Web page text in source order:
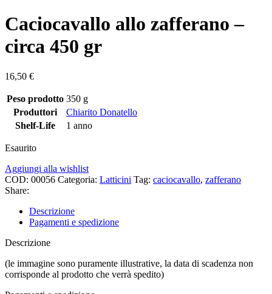
Caciocavallo allo zafferano –
circa 450 gr
16,50 €
Peso prodotto 350 g
Produttori
Chiarito Donatello
Shelf-Life
1 anno
Esaurito
Aggiungi alla wishlist
COD: 00056 Categoria: Latticini Tag: caciocavallo, zafferano
Share:
Descrizione
Pagamenti e spedizione
Descrizione
(le immagine sono puramente illustrative, la data di scadenza non
corrisponde al prodotto che verrà spedito)